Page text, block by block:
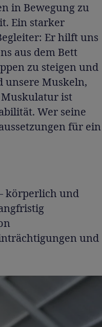
in Bewegung zu
Ein starker
Er hilft uns
aus dem Bett
zu steigen und
unsere Muskeln,
Muskulatur ist
Wer seine
für ein
körperlich und
und